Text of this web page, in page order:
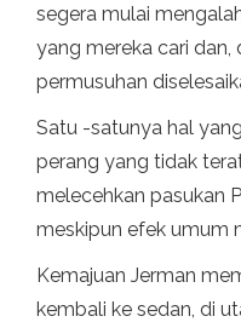
segera mulai
yang mereka cari
permusuhan
Satu -satunya hal
perang yang tidak
melecehkan pasukan
meskipun efek umum
Kemajuan Jerman
kembali ke sedan, di